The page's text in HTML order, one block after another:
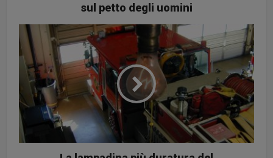
sul petto degli uomini